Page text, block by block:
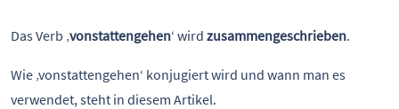
Das Verb ‚vonstattengehen‘ wird zusammengeschrieben.
Wie ‚vonstattengehen‘ konjugiert wird und wann man es
verwendet, steht in diesem Artikel.